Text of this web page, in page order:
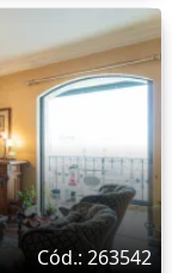
Cód.: 263542